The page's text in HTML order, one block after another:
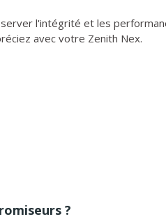
l'intégrité et les
avec votre Zenith Nex.
?